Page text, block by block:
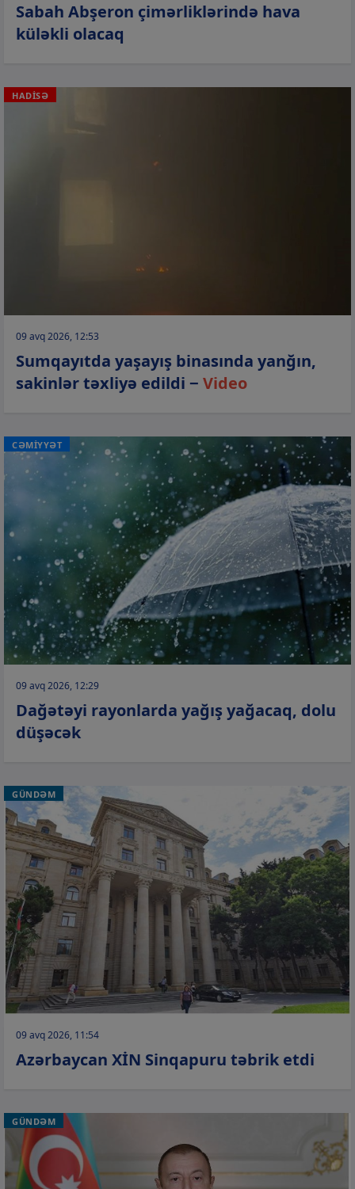
Sabah Abşeron çimərliklərində hava
küləkli olacaq
HADİSƏ
09 avq 2026, 12:53
Sumqayıtda yaşayış binasında yanğın,
sakinlər təxliyə edildi − Video
CƏMİYYƏT
09 avq 2026, 12:29
Dağətəyi rayonlarda yağış yağacaq, dolu
düşəcək
GÜNDƏM
09 avq 2026, 11:54
Azərbaycan XİN Sinqapuru təbrik etdi
GÜNDƏM